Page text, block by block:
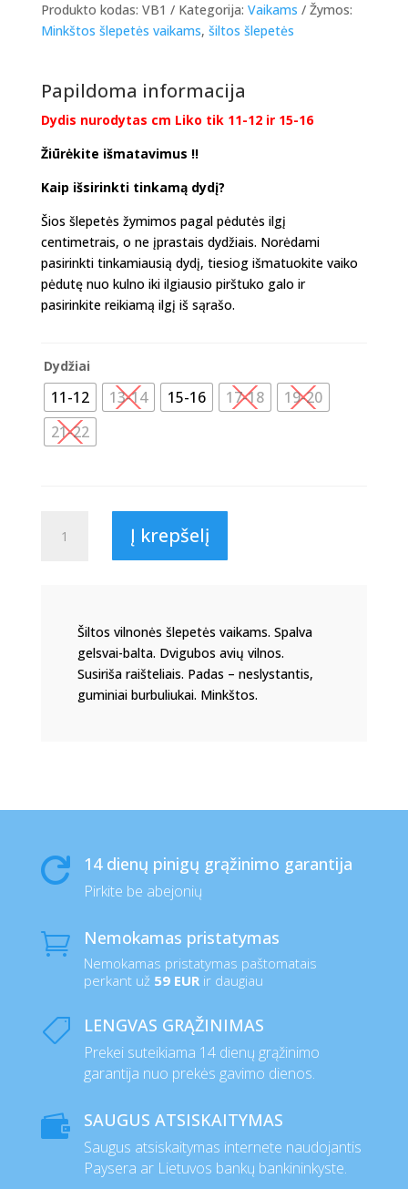
Produkto kodas: VB1 Kategorija: Vaikams
Žymos:
Minkštos šlepetės vaikams, šiltos šlepetės
Papildoma informacija
Dydis nurodytas cm Liko tik 11-12 ir 15-16
Žiūrėkite išmatavimus !!
Kaip išsirinkti tinkamą dydį?
Šios šlepetės žymimos pagal pėdutės ilgį
centimetrais, o ne įprastais dydžiais. Norėdami
pasirinkti tinkamiausią dydį, tiesiog išmatuokite vaiko
pėdutę nuo kulno iki ilgiausio pirštuko galo ir
pasirinkite reikiamą ilgį iš sąrašo.
Dydžiai
11-12 13-14 15-16 17-18
19-20
21-22
kiekis:
VB001
Į krepšelį
Šiltos vilnonės šlepetės vaikams. Spalva
gelsvai-balta. Dvigubos avių vilnos.
Susiriša raišteliais. Padas – neslystantis,
guminiai burbuliukai. Minkštos.
 14 dienų pinigų grąžinimo garantija
Pirkite be abejonių
 Nemokamas pristatymas
Nemokamas pristatymas paštomatais
perkant už 59 EURir daugiau
 LENGVAS GRĄŽINIMAS
Prekei suteikiama 14 dienų grąžinimo
garantija nuo prekės gavimo dienos.
 SAUGUS ATSISKAITYMAS
Saugus atsiskaitymas internete naudojantis
Paysera ar Lietuvos bankų bankininkyste.